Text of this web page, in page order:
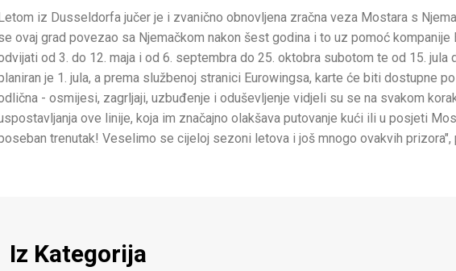
iz Dusseldorfa jučer je i zvanično obnovljena zračna veza Mostara s
ovaj grad povezao sa Njemačkom nakon šest godina i to uz pomoć
od 3. do 12. maja i od 6. septembra do 25. oktobra subotom te od 15.
je 1. jula, a prema službenoj stranici Eurowingsa, karte će biti dostupne
- osmijesi, zagrljaji, uzbuđenje i oduševljenje vidjeli su se na svakom
ove linije, koja im značajno olakšava putovanje kući ili u posjeti
trenutak! Veselimo se cijeloj sezoni letova i još mnogo ovakvih
Iz Kategorija